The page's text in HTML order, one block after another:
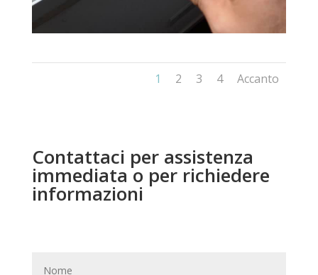
1 2 3 4 Accanto
Contattaci per assistenza
immediata o per richiedere
informazioni